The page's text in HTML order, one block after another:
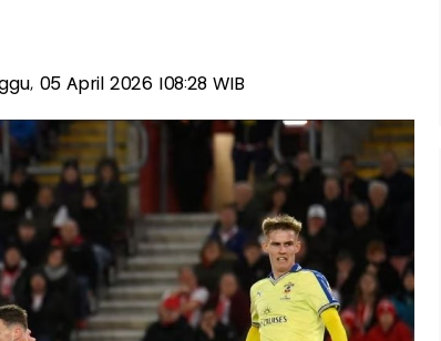
05 April 2026 |08:28 WIB